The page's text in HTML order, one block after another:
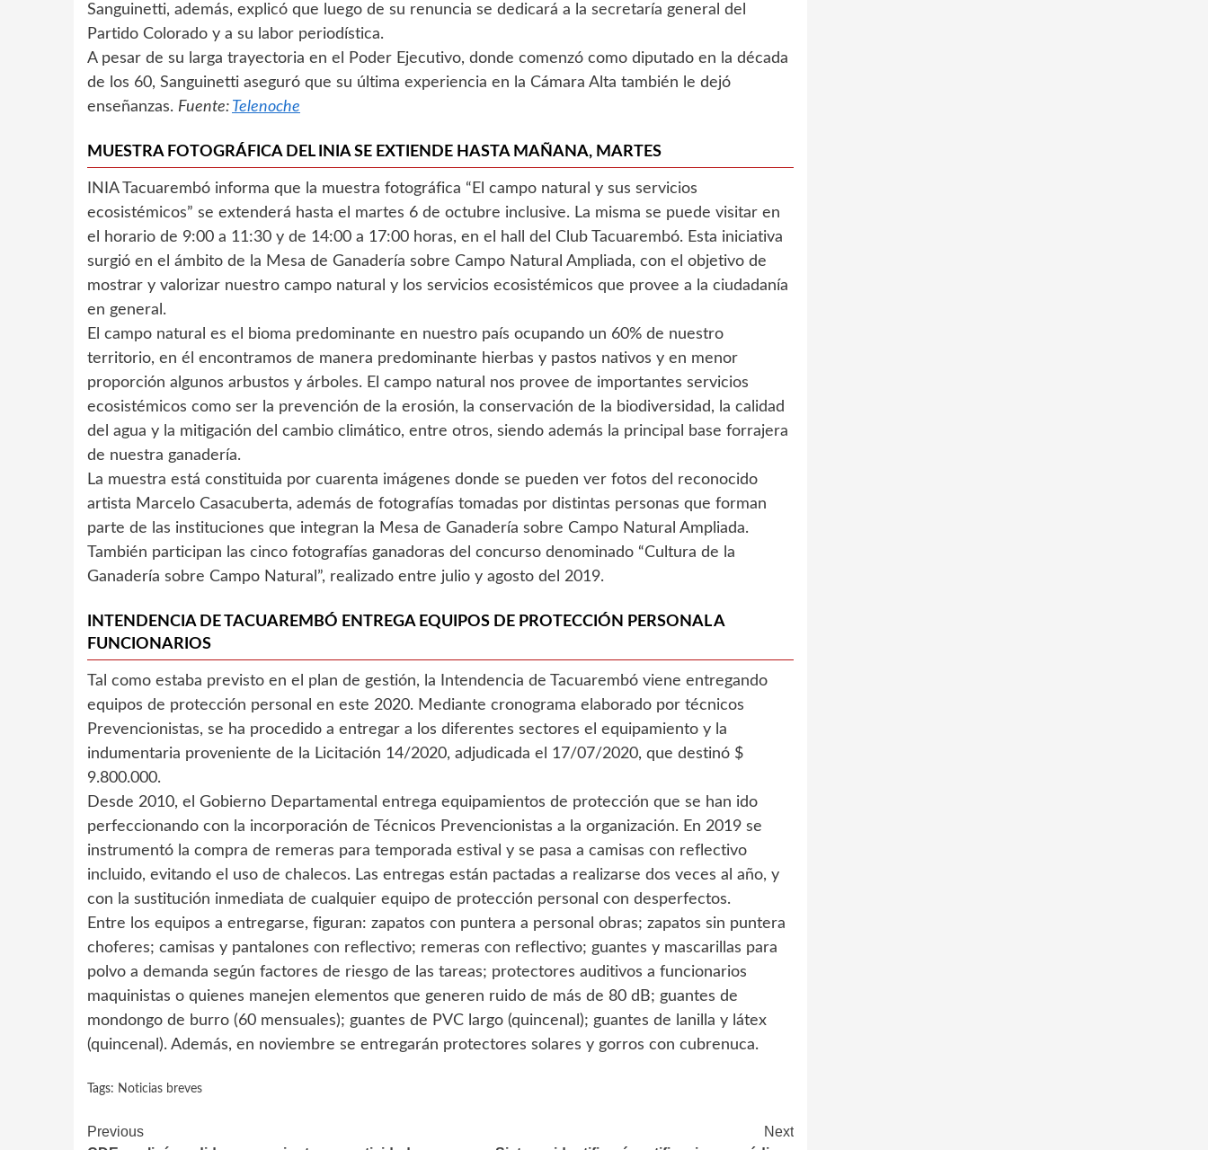
Sanguinetti, además, explicó que luego de su renuncia se dedicará a la secretaría general del
Partido Colorado y a su labor periodística.
A pesar de su larga trayectoria en el Poder Ejecutivo, donde comenzó como diputado en la década
de los 60, Sanguinetti aseguró que su última experiencia en la Cámara Alta también le dejó
enseñanzas. Fuente: Telenoche
MUESTRA FOTOGRÁFICA DEL INIA SE EXTIENDE HASTA MAÑANA, MARTES
INIA Tacuarembó informa que la muestra fotográfica “El campo natural y sus servicios
ecosistémicos” se extenderá hasta el martes 6 de octubre inclusive. La misma se puede visitar en
el horario de 9:00 a 11:30 y de 14:00 a 17:00 horas, en el hall del Club Tacuarembó. Esta iniciativa
surgió en el ámbito de la Mesa de Ganadería sobre Campo Natural Ampliada, con el objetivo de
mostrar y valorizar nuestro campo natural y los servicios ecosistémicos que provee a la ciudadanía
en general.
El campo natural es el bioma predominante en nuestro país ocupando un 60% de nuestro
territorio, en él encontramos de manera predominante hierbas y pastos nativos y en menor
proporción algunos arbustos y árboles. El campo natural nos provee de importantes servicios
ecosistémicos como ser la prevención de la erosión, la conservación de la biodiversidad, la calidad
del agua y la mitigación del cambio climático, entre otros, siendo además la principal base forrajera
de nuestra ganadería.
La muestra está constituida por cuarenta imágenes donde se pueden ver fotos del reconocido
artista Marcelo Casacuberta, además de fotografías tomadas por distintas personas que forman
parte de las instituciones que integran la Mesa de Ganadería sobre Campo Natural Ampliada.
También participan las cinco fotografías ganadoras del concurso denominado “Cultura de la
Ganadería sobre Campo Natural”, realizado entre julio y agosto del 2019.
INTENDENCIA DE TACUAREMBÓ ENTREGA EQUIPOS DE PROTECCIÓN PERSONAL A
FUNCIONARIOS
Tal como estaba previsto en el plan de gestión, la Intendencia de Tacuarembó viene entregando
equipos de protección personal en este 2020. Mediante cronograma elaborado por técnicos
Prevencionistas, se ha procedido a entregar a los diferentes sectores el equipamiento y la
indumentaria proveniente de la Licitación 14/2020, adjudicada el 17/07/2020, que destinó $
9.800.000.
Desde 2010, el Gobierno Departamental entrega equipamientos de protección que se han ido
perfeccionando con la incorporación de Técnicos Prevencionistas a la organización. En 2019 se
instrumentó la compra de remeras para temporada estival y se pasa a camisas con reflectivo
incluido, evitando el uso de chalecos. Las entregas están pactadas a realizarse dos veces al año, y
con la sustitución inmediata de cualquier equipo de protección personal con desperfectos.
Entre los equipos a entregarse, figuran: zapatos con puntera a personal obras; zapatos sin puntera
choferes; camisas y pantalones con reflectivo; remeras con reflectivo; guantes y mascarillas para
polvo a demanda según factores de riesgo de las tareas; protectores auditivos a funcionarios
maquinistas o quienes manejen elementos que generen ruido de más de 80 dB; guantes de
mondongo de burro (60 mensuales); guantes de PVC largo (quincenal); guantes de lanilla y látex
(quincenal). Además, en noviembre se entregarán protectores solares y gorros con cubrenuca.
Tags: Noticias breves
Continue
Previous
Next